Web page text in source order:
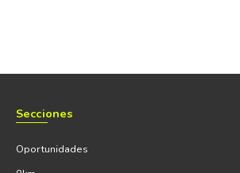
Secciones
Oportunidades